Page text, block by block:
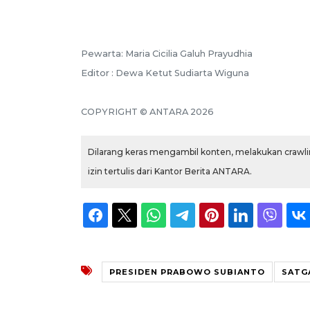
Pewarta: Maria Cicilia Galuh Prayudhia
Editor : Dewa Ketut Sudiarta Wiguna
COPYRIGHT © ANTARA 2026
Dilarang keras mengambil konten, melakukan
izin tertulis dari Kantor Berita ANTARA.
PRESIDEN PRABOWO SUBIANTO